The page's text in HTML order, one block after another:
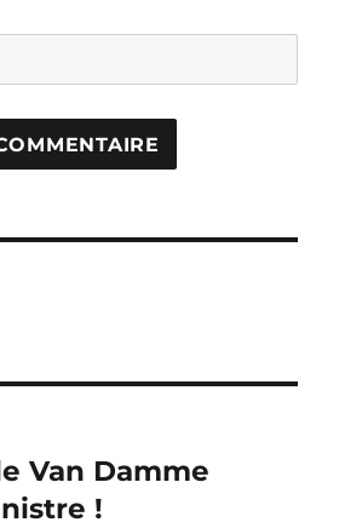
Van Damme
!